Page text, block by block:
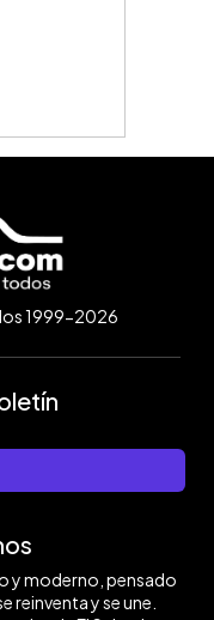
1999-2026
y moderno, pensado
reinventa y se une.